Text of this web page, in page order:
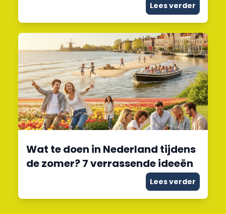
Lees verder
Wat te doen in Nederland tijdens
de zomer? 7 verrassende ideeën
Lees verder